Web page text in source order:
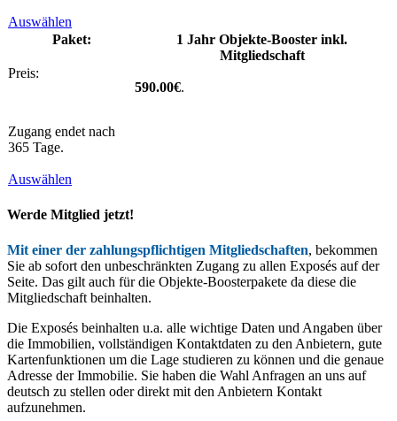
Auswählen
1 Jahr Objekte-Booster inkl.
Mitgliedschaft
590.00€.
Zugang endet nach
365 Tage.
Auswählen
Werde Mitglied jetzt!
Mit einer der zahlungspflichtigen Mitgliedschaften, bekommen
Sie ab sofort den unbeschränkten Zugang zu allen Exposés auf der
Seite. Das gilt auch für die Objekte-Boosterpakete da diese die
Mitgliedschaft beinhalten.
Die Exposés beinhalten u.a. alle wichtige Daten und Angaben über
die Immobilien, vollständigen Kontaktdaten zu den Anbietern, gute
Kartenfunktionen um die Lage studieren zu können und die genaue
Adresse der Immobilie. Sie haben die Wahl Anfragen an uns auf
deutsch zu stellen oder direkt mit den Anbietern Kontakt
aufzunehmen.